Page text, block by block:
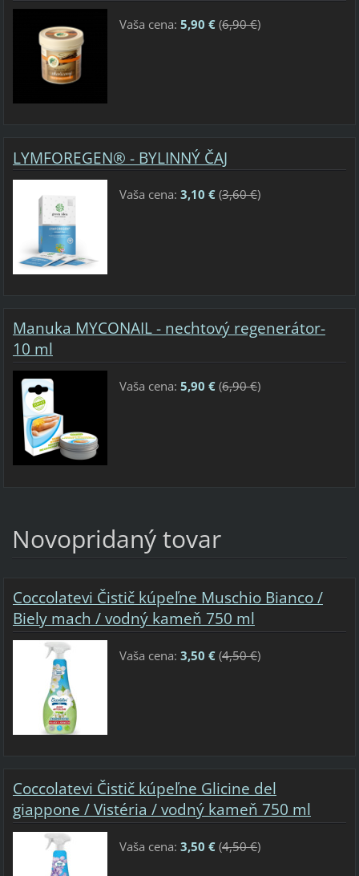
Vaša cena: 5,90 €(6,90 €)
LYMFOREGEN® - BYLINNÝ ČAJ
Vaša cena: 3,10 €(3,60 €)
Manuka MYCONAIL - nechtový regenerátor-
10 ml
Vaša cena: 5,90 €(6,90 €)
Novopridaný tovar
Coccolatevi Čistič kúpeľne Muschio Bianco /
Biely mach / vodný kameň 750 ml
Vaša cena: 3,50 €(4,50 €)
Coccolatevi Čistič kúpeľne Glicine del
giappone / Vistéria / vodný kameň 750 ml
Vaša cena: 3,50 €(4,50 €)